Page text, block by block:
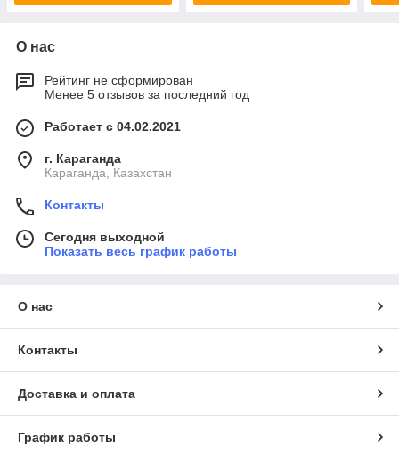
О нас
Рейтинг не сформирован
Менее 5 отзывов за последний год
Работает с 04.02.2021
г. Караганда
Караганда, Казахстан
Контакты
Сегодня выходной
Показать весь график работы
О нас
Контакты
Доставка и оплата
График работы